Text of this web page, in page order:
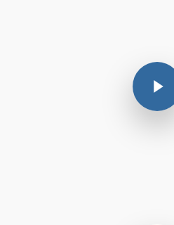
Play